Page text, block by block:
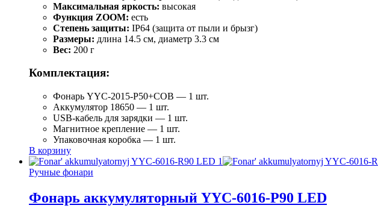
Максимальная яркость: высокая
Функция ZOOM: есть
Степень защиты: IP64 (защита от пыли и брызг)
Размеры: длина 14.5 см, диаметр 3.3 см
Вес: 200 г
Комплектация:
Фонарь YYC-2015-P50+COB — 1 шт.
Аккумулятор 18650 — 1 шт.
USB-кабель для зарядки — 1 шт.
Магнитное крепление — 1 шт.
Упаковочная коробка — 1 шт.
В корзину
Ручные фонари
Фонарь аккумуляторный YYC-6016-Р90 LED